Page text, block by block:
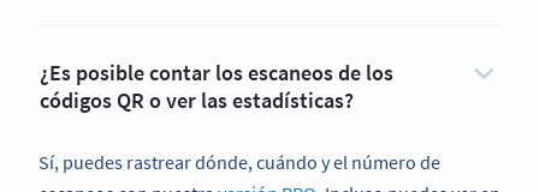
¿Es posible contar los escaneos de los
códigos QR o ver las estadísticas?
Sí, puedes rastrear dónde, cuándo y el número de